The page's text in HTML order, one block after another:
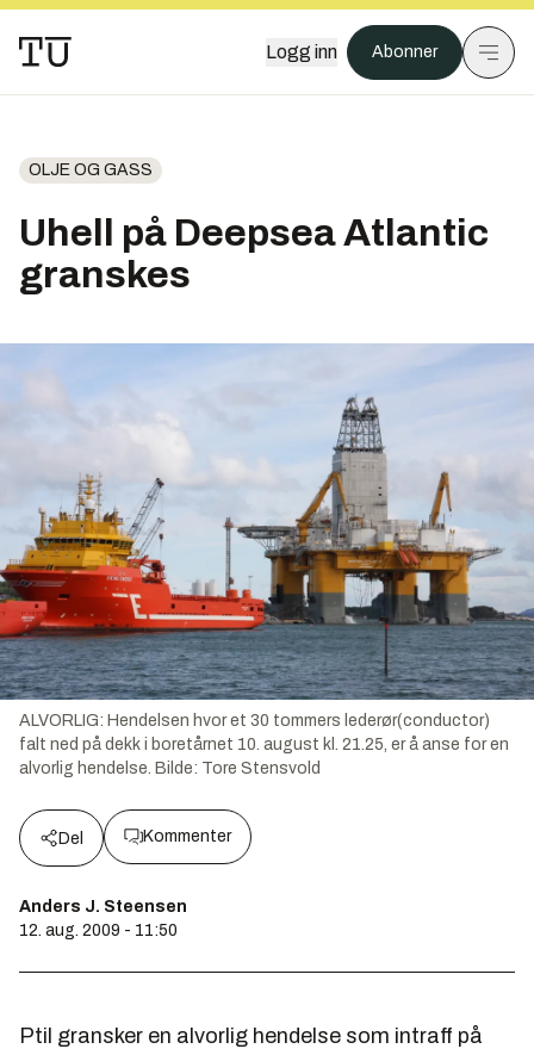
Logg inn Abonner
OLJE OG GASS
Uhell på Deepsea Atlantic
granskes
ALVORLIG: Hendelsen hvor et 30 tommers lederør(conductor)
falt ned på dekk i boretårnet 10. august kl. 21.25, er å anse for en
alvorlig hendelse. Bilde: Tore Stensvold
Del Kommenter
Anders J. Steensen
12. aug. 2009 - 11:50
Ptil gransker en alvorlig hendelse som intraff på